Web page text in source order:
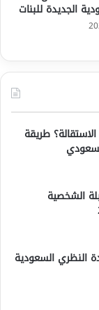
الجديدة للبنات
طريقة
الشخصية
النظري السعودية